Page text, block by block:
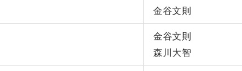
金谷文則
金谷文則
森川大智